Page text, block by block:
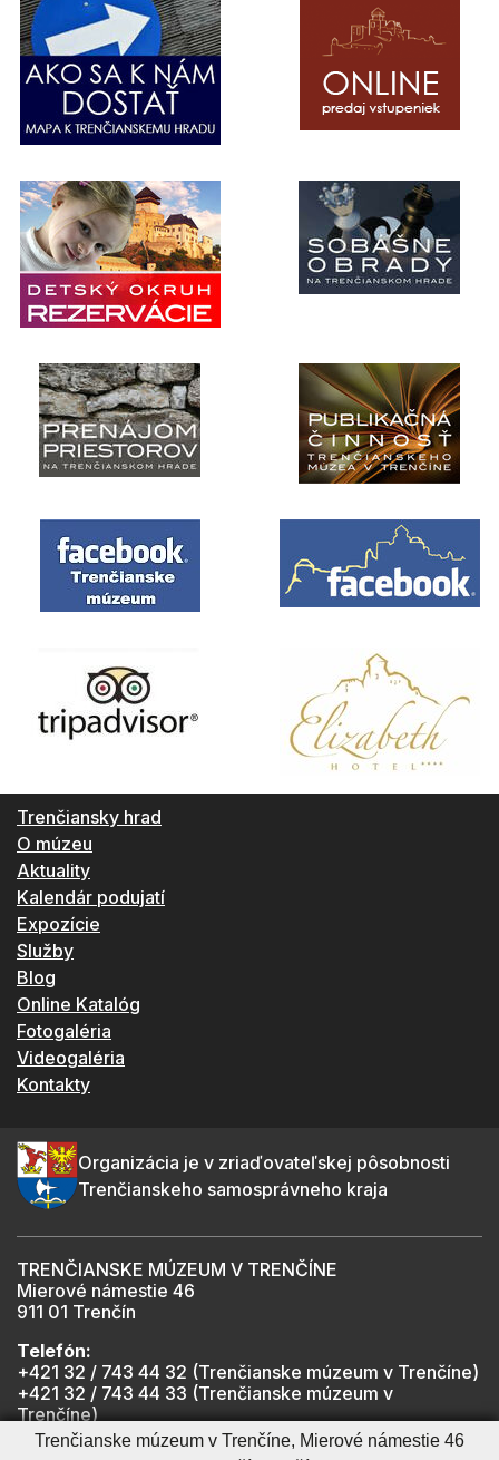
Trenčiansky hrad
O múzeu
Aktuality
Kalendár podujatí
Expozície
Služby
Blog
Online Katalóg
Fotogaléria
Videogaléria
Kontakty
Organizácia je v zriaďovateľskej pôsobnosti
Trenčianskeho samosprávneho kraja
TRENČIANSKE MÚZEUM V TRENČÍNE
Mierové námestie 46
911 01 Trenčín
Telefón:
+421 32 / 743 44 32 (Trenčianske múzeum v Trenčíne)
+421 32 / 743 44 33 (Trenčianske múzeum v
Trenčíne)
+421 901 918 825 (Trenčiansky hrad - informátor -
Trenčianske múzeum v Trenčíne, Mierové námestie 46